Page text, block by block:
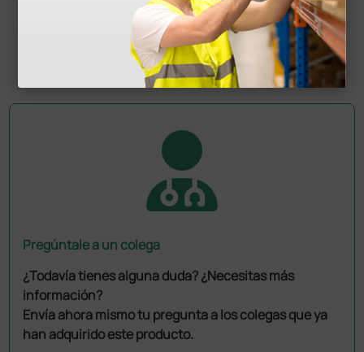
226,00 €
1 ud.
Pregúntale a un colega
¿Todavía tienes alguna duda? ¿Necesitas más
información?
Envía ahora mismo tu pregunta a los colegas que ya
han adquirido este producto.